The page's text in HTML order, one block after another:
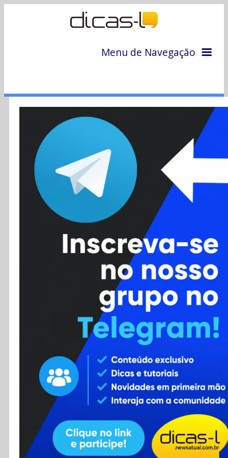
Menu de Navegação
Colunas
Colaboradores
Cursos
Enviar Dica
Contato
RSS